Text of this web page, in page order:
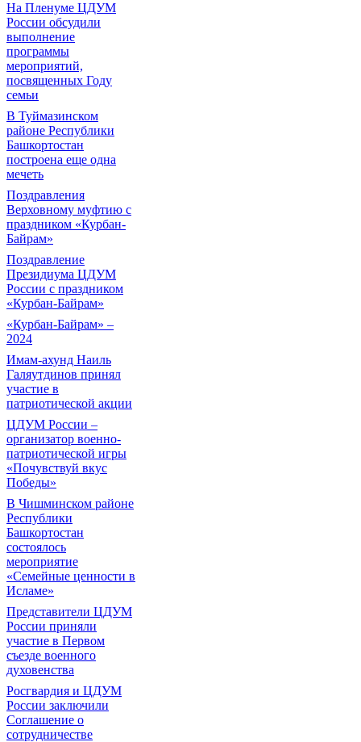
На Пленуме ЦДУМ
России обсудили
выполнение
программы
мероприятий,
посвященных Году
семьи
В Туймазинском
районе Республики
Башкортостан
построена еще одна
мечеть
Поздравления
Верховному муфтию с
праздником «Курбан-
Байрам»
Поздравление
Президиума ЦДУМ
России с праздником
«Курбан-Байрам»
«Курбан-Байрам» –
2024
Имам-ахунд Наиль
Галяутдинов принял
участие в
патриотической акции
ЦДУМ России –
организатор военно-
патриотической игры
«Почувствуй вкус
Победы»
В Чишминском районе
Республики
Башкортостан
состоялось
мероприятие
«Семейные ценности в
Исламе»
Представители ЦДУМ
России приняли
участие в Первом
съезде военного
духовенства
Росгвардия и ЦДУМ
России заключили
Соглашение о
сотрудничестве